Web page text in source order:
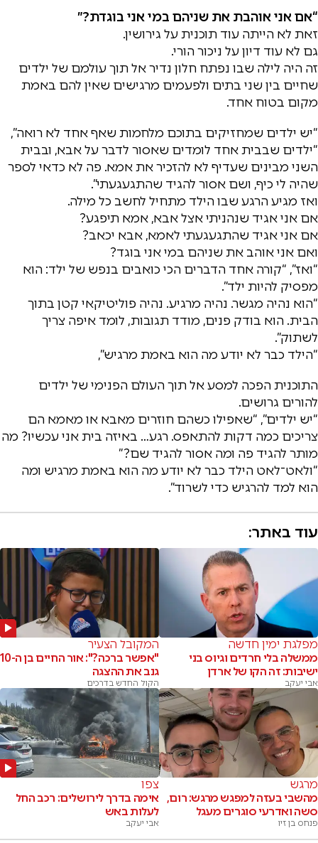
“אם אני אוהבת את שניהם במי אני בוגדת?”
זאת לא הייתה עוד תוכנית על גירושין.
גם לא עוד דיון על ניכור הורי.
זה היה לילה שבו נפתח חלון נדיר אל תוך עולמם של ילדים
שחיים בין שני בתים ולפעמים מרגישים שאין להם באמת
מקום בטוח אחד.
“יש ילדים שמחזיקים בתוכם מלחמות שאף אחד לא רואה”,
“ילדים שבבית אחד לומדים שאסור לדבר על אבא, ובבית
השני מבינים שעדיף לא להזכיר את אמא. פה לא כדאי לספר
שהיה לי כיף, ושם אסור להגיד שהתגעגעתי”.
ואז מגיע הרגע שבו הילד מתחיל לחשב כל מילה.
אם אני אגיד שנהניתי אצל אבא, אמא תיפגע?
אם אני אגיד שהתגעגעתי לאמא, אבא יכאב?
ואם אני אוהב את שניהם במי אני בוגד?
“ואז”, “קורה אחד הדברים הכי כואבים בנפש של ילד: הוא
מפסיק להיות ילד”.
“הוא נהיה מגשר. נהיה מרגיע. נהיה פוליטיקאי קטן בתוך
הבית. הוא בודק פנים, מודד תגובות, לומד איפה צריך
לשתוק”.
“הילד כבר לא יודע מה הוא באמת מרגיש”,
התוכנית הפכה למסע אל תוך העולם הפנימי של ילדים
להורים גרושים.
“יש ילדים”, “שאפילו כשהם חוזרים מאבא או מאמא הם
צריכים כמה דקות להתאפס. רגע… באיזה בית אני עכשיו? מה
מותר להגיד פה ומה אסור להגיד שם?”
“ולאט־לאט הילד כבר לא יודע מה הוא באמת מרגיש ומה
הוא למד להרגיש כדי לשרוד”.
עוד באתר:
מפלגת ימין חדשה
ממשלה בלי חרדים וגיוס בני
ישיבות: זה הקו של ארדן
אבי יעקב
המקובל הצעיר
"אפשר ברכה?": אור החיים בן ה-10
גנב את ההצגה
הקול החדש בדרכים
מרגש
מהשבי בעזה למפגש מרגש: רום,
סשה ואדרעי סוגרים מעגל
פנחס בן זיו
צפו
אימה בדרך לירושלים: רכב החל
לעלות באש
אבי יעקב